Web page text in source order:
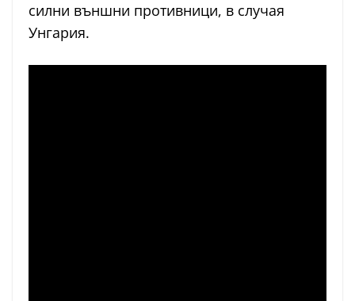
силни външни противници, в случая
Унгария.